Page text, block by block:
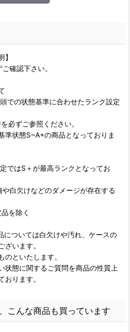
確認下さい。
での状態基準に合わせたランク設定
を必ずご参照ください。
準状態S~A+の商品となっておりま
ではS＋が最高ランクとなってお
白欠けなどのダメージが存在する
を除く
については白欠けや汚れ、ケースの
います。
のといたします。
状態に関するご質問を商品の性質上
ります。
こんな商品も買っています